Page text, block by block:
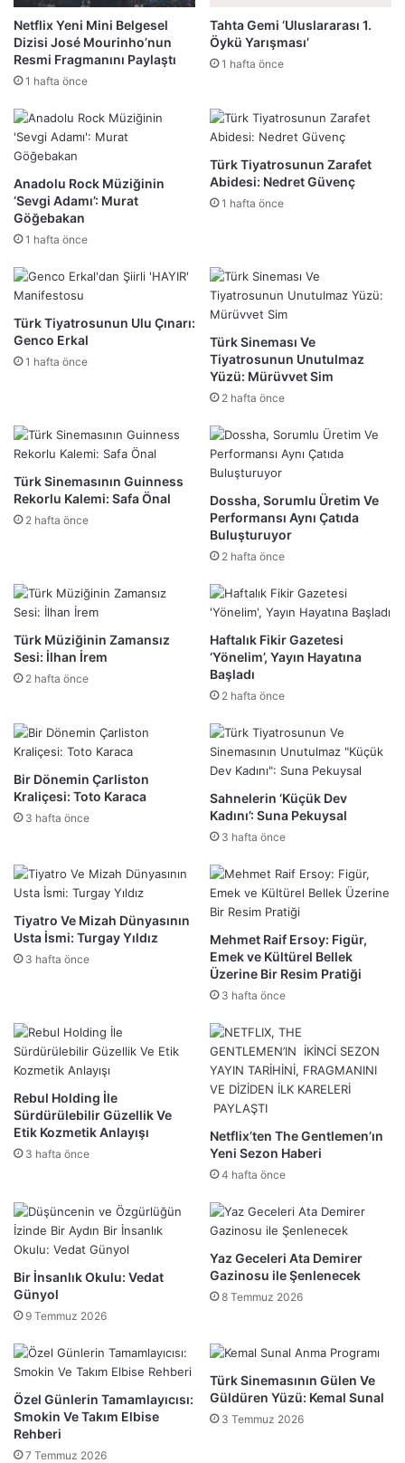
Netflix Yeni Mini Belgesel
Dizisi José Mourinho’nun
Resmi Fragmanını Paylaştı
1 hafta önce
Tahta Gemi ‘Uluslararası 1.
Öykü Yarışması’
1 hafta önce
Anadolu Rock Müziğinin
‘Sevgi Adamı’: Murat
Göğebakan
1 hafta önce
Türk Tiyatrosunun Zarafet
Abidesi: Nedret Güvenç
1 hafta önce
Türk Tiyatrosunun Ulu Çınarı:
Genco Erkal
1 hafta önce
Türk Sineması Ve
Tiyatrosunun Unutulmaz
Yüzü: Mürüvvet Sim
2 hafta önce
Türk Sinemasının Guinness
Rekorlu Kalemi: Safa Önal
2 hafta önce
Dossha, Sorumlu Üretim Ve
Performansı Aynı Çatıda
Buluşturuyor
2 hafta önce
Türk Müziğinin Zamansız
Sesi: İlhan İrem
2 hafta önce
Haftalık Fikir Gazetesi
‘Yönelim’, Yayın Hayatına
Başladı
2 hafta önce
Bir Dönemin Çarliston
Kraliçesi: Toto Karaca
3 hafta önce
Sahnelerin ‘Küçük Dev
Kadını’: Suna Pekuysal
3 hafta önce
Tiyatro Ve Mizah Dünyasının
Usta İsmi: Turgay Yıldız
3 hafta önce
Mehmet Raif Ersoy: Figür,
Emek ve Kültürel Bellek
Üzerine Bir Resim Pratiği
3 hafta önce
Rebul Holding İle
Sürdürülebilir Güzellik Ve
Etik Kozmetik Anlayışı
3 hafta önce
Netflix’ten The Gentlemen’ın
Yeni Sezon Haberi
4 hafta önce
Bir İnsanlık Okulu: Vedat
Günyol
9 Temmuz 2026
Yaz Geceleri Ata Demirer
Gazinosu ile Şenlenecek
8 Temmuz 2026
Özel Günlerin Tamamlayıcısı:
Smokin Ve Takım Elbise
Rehberi
7 Temmuz 2026
Türk Sinemasının Gülen Ve
Güldüren Yüzü: Kemal Sunal
3 Temmuz 2026